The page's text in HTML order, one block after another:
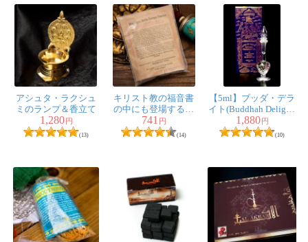
★ ★★★みっちー様
スペアミントのような匂いを想像していましたが、もう
少し控えめなアップルミント、ラベンダーや柑橘を思わ
せる香りとほのかにサイダーのような清涼感のある懐か
しい香りがブレンドされており、好みの香りで癒されて
います。これがあれば今夏の猛暑も乗り切れそうです。
リラックスに導いてくれますが、思わず二度寝してしま
いそうになりますのでほどほどが大事かも。改めてまと
めて購入したいと思います。
アシュタ・ラクシュ
ミのランプ＆香立て
1,280 円
(13)
キリスト教の福音書
の中にも登場する香
り - Jattamansi香
741 円
(14)
【5ml】ブッダ・デラ
イト(Buddhah Delight)
- ナチュラルフレグラ
ンスオイル
1,880 円
(10)